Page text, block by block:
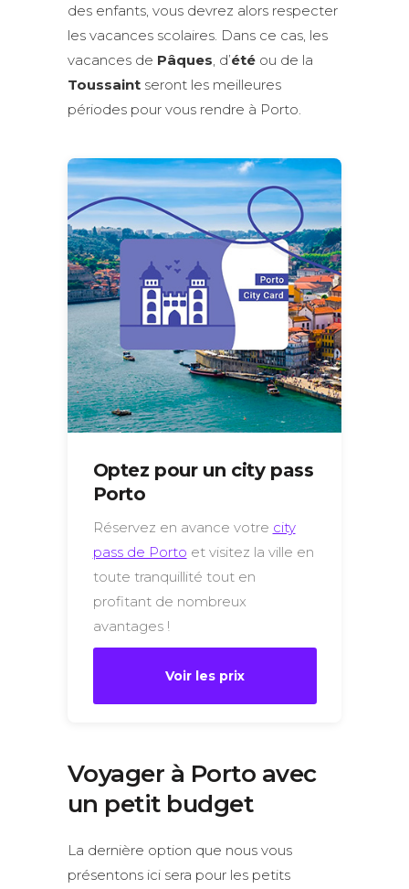
des enfants, vous devrez alors respecter
les vacances scolaires. Dans ce cas, les
vacances de Pâques , d’été ou de la
Toussaint seront les meilleures
périodes pour vous rendre à Porto.
Optez pour un city pass
Porto
Réservez en avance votre city
pass de Porto et visitez la ville en
toute tranquillité tout en
profitant de nombreux
avantages !
Voir les prix
Voyager à Porto avec
un petit budget
La dernière option que nous vous
présentons ici sera pour les petits